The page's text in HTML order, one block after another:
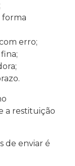
forma
erro;
a restituição
de enviar é